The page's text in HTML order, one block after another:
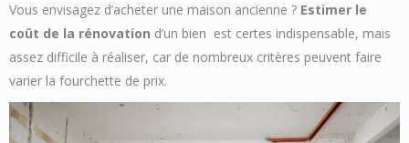
Vous envisagez d’acheter une maison ancienne ? Estimer le
coût de la rénovation d’un bien est certes indispensable, mais
assez difficile à réaliser, car de nombreux critères peuvent faire
varier la fourchette de prix.